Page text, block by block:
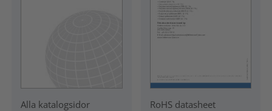
Alla katalogsidor RoHS datasheet